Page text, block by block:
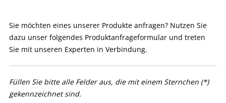
Sie möchten eines unserer Produkte anfragen? Nutzen Sie
dazu unser folgendes Produktanfrageformular und treten
Sie mit unseren Experten in Verbindung.
Füllen Sie bitte alle Felder aus, die mit einem Sternchen (*)
gekennzeichnet sind.